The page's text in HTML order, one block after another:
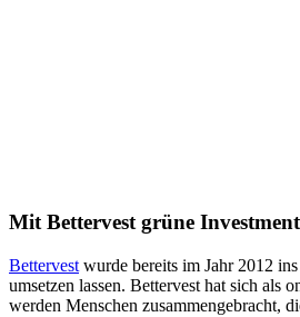
Mit Bettervest grüne
Bettervest wurde bereits im Jahr 2012
umsetzen lassen. Bettervest hat sich als
werden Menschen zusammengebracht,